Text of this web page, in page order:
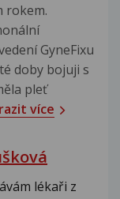
rokem.
GyneFixu
doby bojuji s
pleť
více
lékaři z